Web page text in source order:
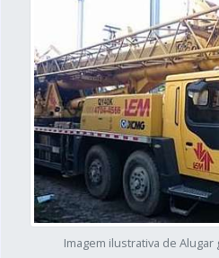
Imagem ilustrativa de